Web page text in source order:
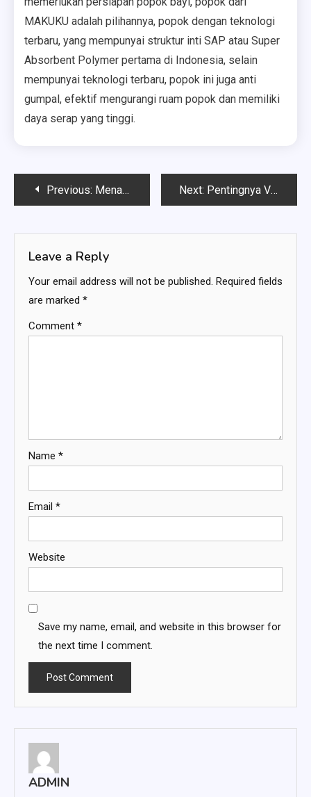
MAKUKU adalah pilihannya, popok dengan teknologi
terbaru, yang mempunyai struktur inti SAP atau Super
Absorbent Polymer pertama di Indonesia, selain
mempunyai teknologi terbaru, popok ini juga anti
gumpal, efektif mengurangi ruam popok dan memiliki
daya serap yang tinggi.
PostPrevious: Menambah Keseruan Anak: Cara Memainkan Aplikasi Applaydu dari Kinder Joy! Next: Pentingnya Vitamin Blackmores Untuk Anak 1 Tahun dan Takaran Tepatnya
Leave a Reply
Your email address will not be published. Required fields
are marked *
Comment *
Name *
Email *
Website
Save my name, email, and website in this browser for
the next time I comment.
ADMIN